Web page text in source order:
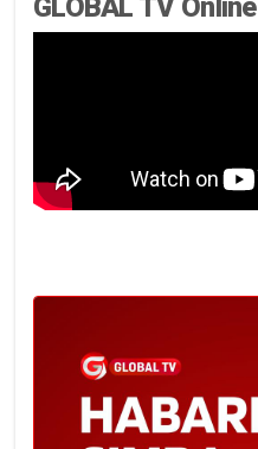
GLOBAL TV Online